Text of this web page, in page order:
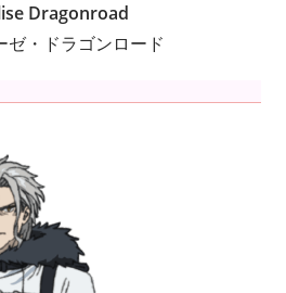
Dragonroad
ゼ・ドラゴンロード